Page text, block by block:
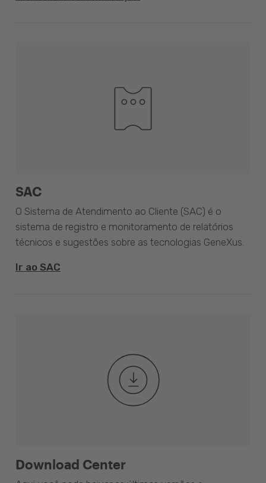
SAC
O Sistema de Atendimento ao Cliente (SAC) é o
sistema de registro e monitoramento de relatórios
técnicos e sugestões sobre as tecnologias GeneXus.
Ir ao SAC
Download Center